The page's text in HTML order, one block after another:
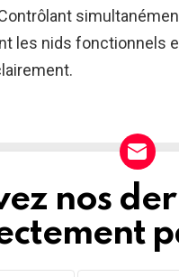
les nids fonctionnels
nos